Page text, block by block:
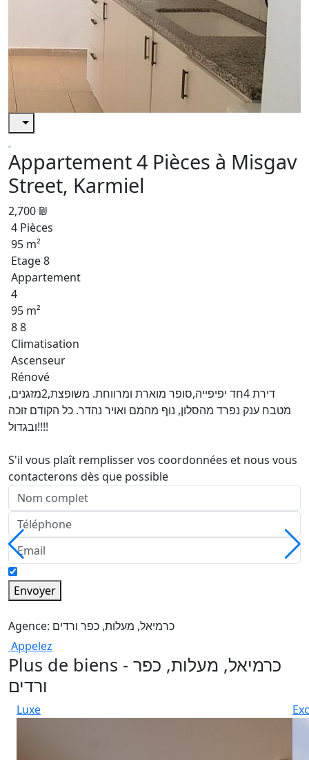
Appartement 4 Pièces à Misgav
Street, Karmiel
2,700 ₪
4 Pièces
95 m²
Etage 8
Appartement
4
95 m²
8 8
Climatisation
Ascenseur
Rénové
דירת 4חד יפיפייה,סופר מוארת ומרווחת. משופצת,2מזגנים,
מטבח ענק נפרד מהסלון, נוף מהמם ואויר נהדר. כל הקודם זוכה
ובגדול!!!!
S'il vous plaît remplisser vos coordonnées et nous vous
contacterons dès que possible
Envoyer
Agence: כרמיאל, מעלות, כפר ורדים
Appelez
Plus de biens - כרמיאל, מעלות, כפר
ורדים
Luxe